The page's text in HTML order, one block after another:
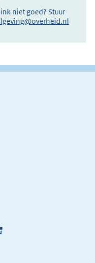
niet goed? Stuur